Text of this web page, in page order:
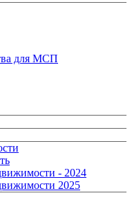
для МСП
- 2024
2025